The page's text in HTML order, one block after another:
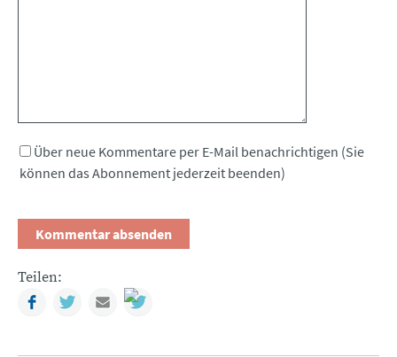
Über neue Kommentare per E-Mail benachrichtigen (Sie
können das Abonnement jederzeit beenden)
Teilen:
FacebookTwitterMail